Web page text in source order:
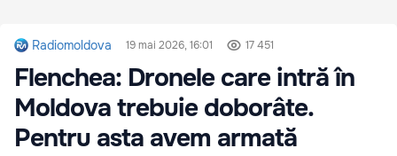
Radiomoldova 19 mai 2026, 16:01 17 451
Flenchea: Dronele care intră în
Moldova trebuie doborâte.
Pentru asta avem armată